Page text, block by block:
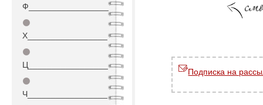
Ф_________________
⚫
Х_________________
⚫
Ц_________________
⚫
Ч_________________
Подписка на